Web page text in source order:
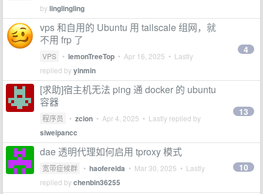
bylinglingling
vps 和自用的 Ubuntu 用 tailscale 组网，就
不用 frp 了
VPS • lemonTreeTop • Apr 16, 2025 • Lastly
replied byyinmin
4
[求助]宿主机无法 ping 通 docker 的 ubuntu
容器
程序员 • zcion • Apr 4, 2025 • Lastly replied by
siweipancc
13
dae 透明代理如何启用 tproxy 模式
宽带症候群 • haofereida • Mar 30, 2025 • Lastly
replied bychenbin36255
10